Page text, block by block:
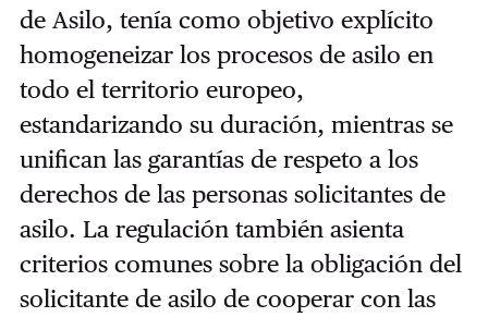
de Asilo, tenía como objetivo explícito
homogeneizar los procesos de asilo en
todo el territorio europeo,
estandarizando su duración, mientras se
unifican las garantías de respeto a los
derechos de las personas solicitantes de
asilo. La regulación también asienta
criterios comunes sobre la obligación del
solicitante de asilo de cooperar con las